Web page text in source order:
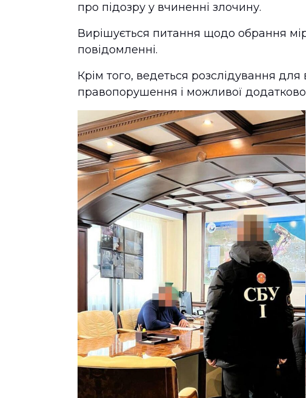
про підозру у вчиненні злочину.
Вирішується питання щодо обрання
повідомленні.
Крім того, ведеться розслідування для
правопорушення і можливої додаткової